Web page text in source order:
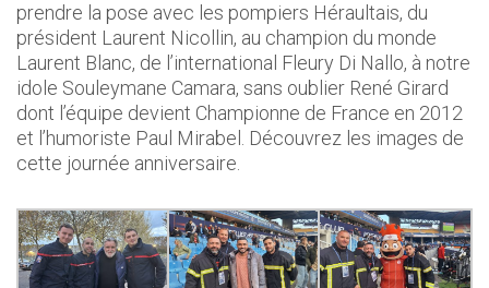
prendre la pose avec les pompiers Héraultais, du
président Laurent Nicollin, au champion du monde
Laurent Blanc, de l’international Fleury Di Nallo, à notre
idole Souleymane Camara, sans oublier René Girard
dont l’équipe devient Championne de France en 2012
et l’humoriste Paul Mirabel. Découvrez les images de
cette journée anniversaire.